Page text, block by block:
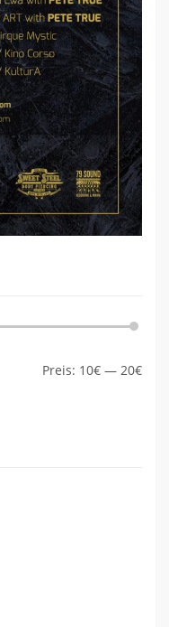
Preis: 10€ — 20€